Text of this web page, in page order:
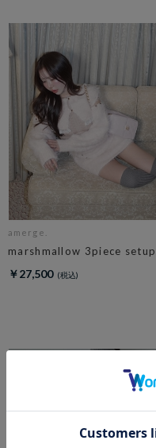
amerge.
marshmallow 3piece setup
￥27,500